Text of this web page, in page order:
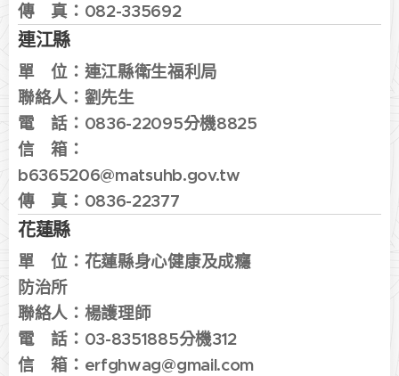
傳 真： 082-335692
連江縣
單 位： 連江縣衛生福利局
聯絡人：劉先生
電 話： 0836-22095分機8825
信 箱：
b6365206@matsuhb.gov.tw
傳 真：0836-22377
花蓮縣
單 位： 花蓮縣身心健康及成癮
防治所
聯絡人：楊護理師
電 話： 03-8351885分機312
信 箱： erfghwag@gmail.com